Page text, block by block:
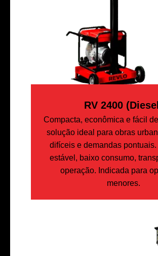
RV 2400
Compacta, econômica e fácil
solução ideal para obras
difíceis e demandas
estável, baixo consumo,
operação. Indicada para
menores.